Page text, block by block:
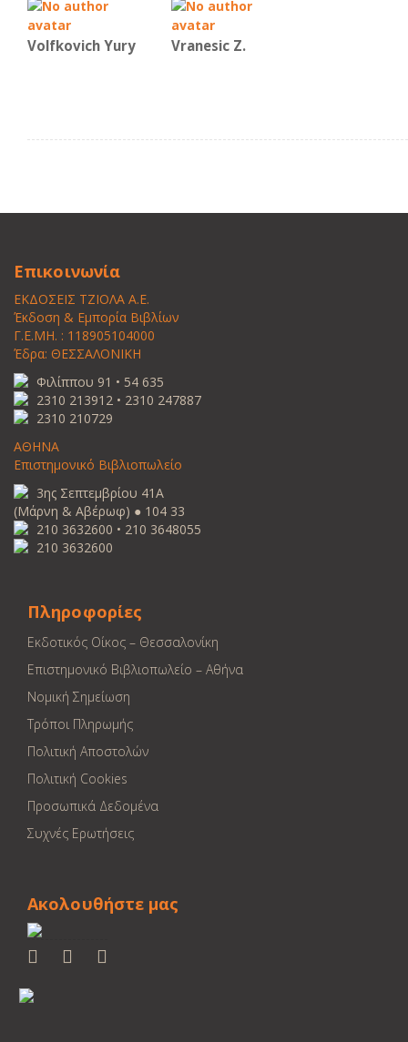
Volfkovich Yury Vranesic Ζ.
Επικοινωνία
ΕΚΔΟΣΕΙΣ ΤΖΙΟΛΑ Α.Ε.
Έκδοση & Εμπορία Βιβλίων
Γ.Ε.ΜΗ. : 118905104000
Έδρα: ΘΕΣΣΑΛΟΝΙΚΗ
Φιλίππου 91 • 54 635
2310 213912 • 2310 247887
2310 210729
ΑΘΗΝΑ
Επιστημονικό Βιβλιοπωλείο
3ης Σεπτεμβρίου 41Α
(Μάρνη & Αβέρωφ) ● 104 33
210 3632600 • 210 3648055
210 3632600
Πληροφορίες
Εκδοτικός Οίκος – Θεσσαλονίκη
Επιστημονικό Βιβλιοπωλείο – Αθήνα
Νομική Σημείωση
Τρόποι Πληρωμής
Πολιτική Αποστολών
Πολιτική Cookies
Προσωπικά Δεδομένα
Συχνές Ερωτήσεις
Ακολουθήστε μας